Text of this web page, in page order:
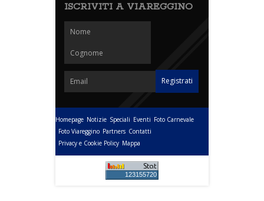
ISCRIVITI A VIAREGGINO
Homepage Notizie Speciali Eventi Foto Carnevale
Foto Viareggino Partners Contatti
Privacy e Cookie Policy Mappa
123155720